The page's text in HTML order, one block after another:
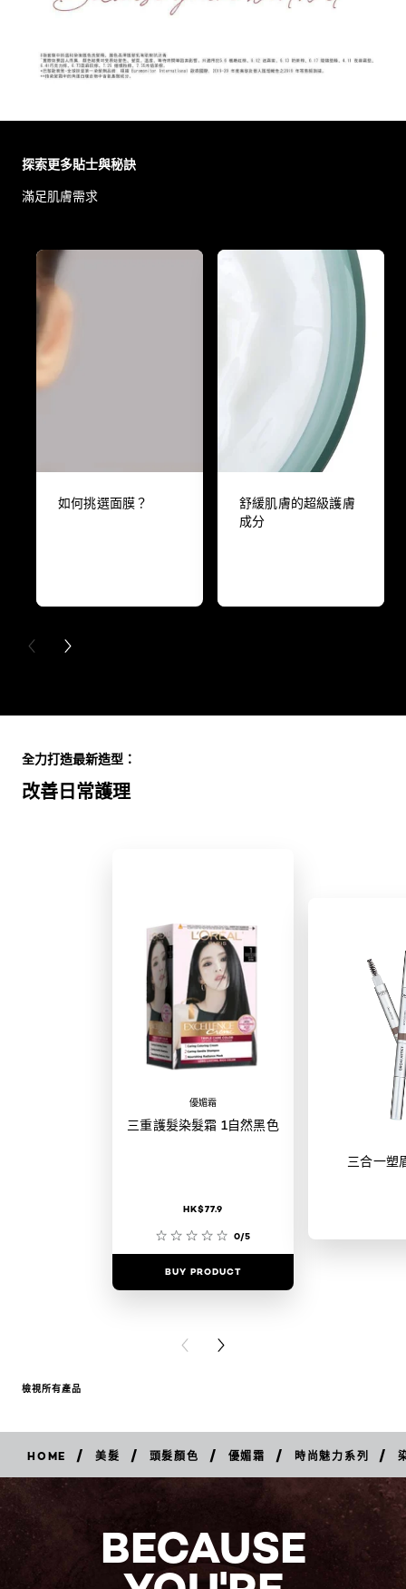
探索更多貼士與秘訣
滿足肌膚需求
如何挑選面膜？
舒緩肌膚的超級護膚
成分
PREVIOUS CARD
NEXT CARD
改善日常護理
全力打造最新造型：
優媚霜
三重護髮染髮霜 1自然黑色
HK$77.9
0/5
BUY PRODUCT
三合一塑
PREVIOUS CARD
NEXT CARD
檢視所有產品
HOME / 美髮 / 頭髮顏色 / 優媚霜 / 時尚魅力系列 /
BECAUSE